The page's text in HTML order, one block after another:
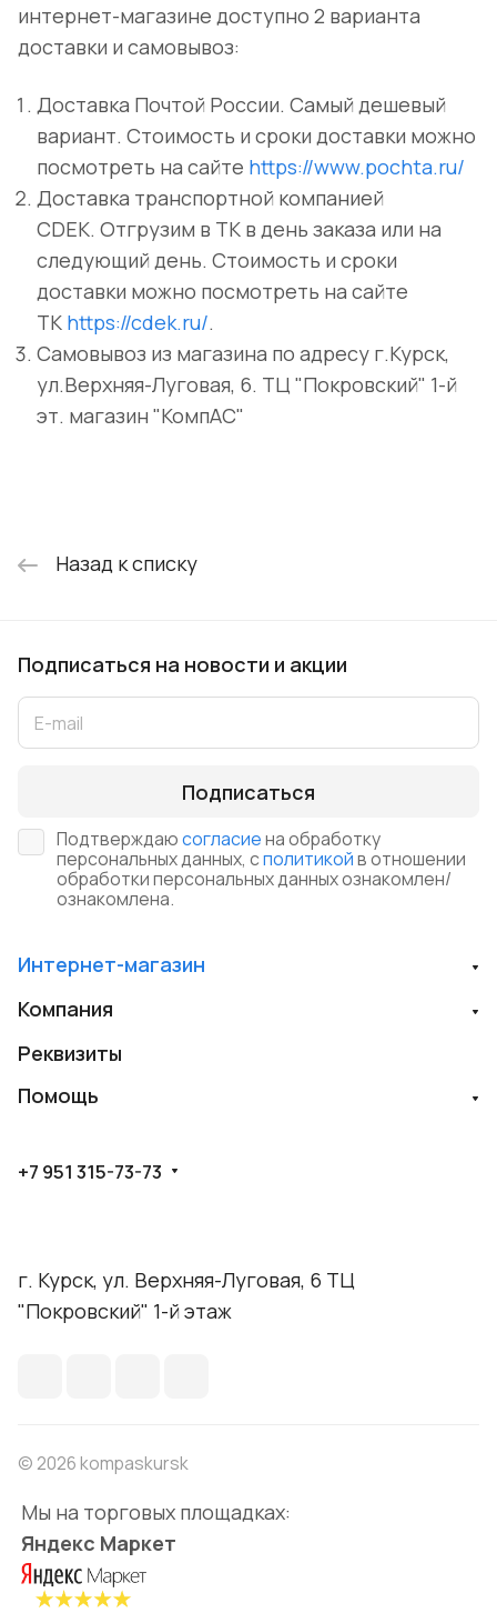
интернет-магазине доступно 2 варианта
доставки и самовывоз:
Доставка Почтой России. Самый дешевый
вариант. Стоимость и сроки доставки можно
посмотреть на сайте https://www.pochta.ru/
Доставка транспортной компанией
CDEK. Отгрузим в ТК в день заказа или на
следующий день. Стоимость и сроки
доставки можно посмотреть на сайте
ТК https://cdek.ru/.
Самовывоз из магазина по адресу г.Курск,
ул.Верхняя-Луговая, 6. ТЦ "Покровский" 1-й
эт. магазин "КомпАС"
Назад к списку
Подписаться на новости и акции
Подписаться
Подтверждаюсогласиена обработку
персональных данных, сполитикойв отношении
обработки персональных данных ознакомлен/
ознакомлена.
Интернет-магазин
Компания
Реквизиты
Помощь
+7 951 315-73-73
г. Курск, ул. Верхняя-Луговая, 6 ТЦ
"Покровский" 1-й этаж
© 2026 kompaskursk
Мы на торговых площадках:
Яндекс Маркет